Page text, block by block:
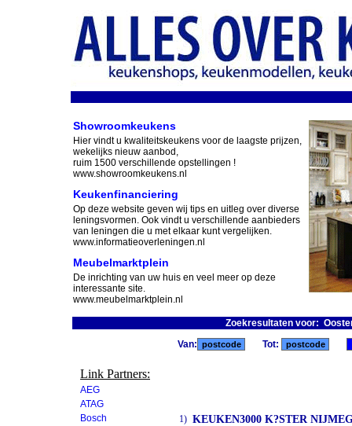
Showroomkeukens
Hier vindt u kwaliteitskeukens voor de laagste prijzen,
wekelijks nieuw aanbod,
ruim 1500 verschillende opstellingen !
www.showroomkeukens.nl
Keukenfinanciering
Op deze website geven wij tips en uitleg over diverse
leningsvormen. Ook vindt u verschillende aanbieders
van leningen die u met elkaar kunt vergelijken.
www.informatieoverleningen.nl
Meubelmarktplein
De inrichting van uw huis en veel meer op deze
interessante site.
www.meubelmarktplein.nl
Zoekresultaten voor:
Link Partners:
AEG
ATAG
Bosch
Van: Tot:
1) KEUKEN3000 K?STER